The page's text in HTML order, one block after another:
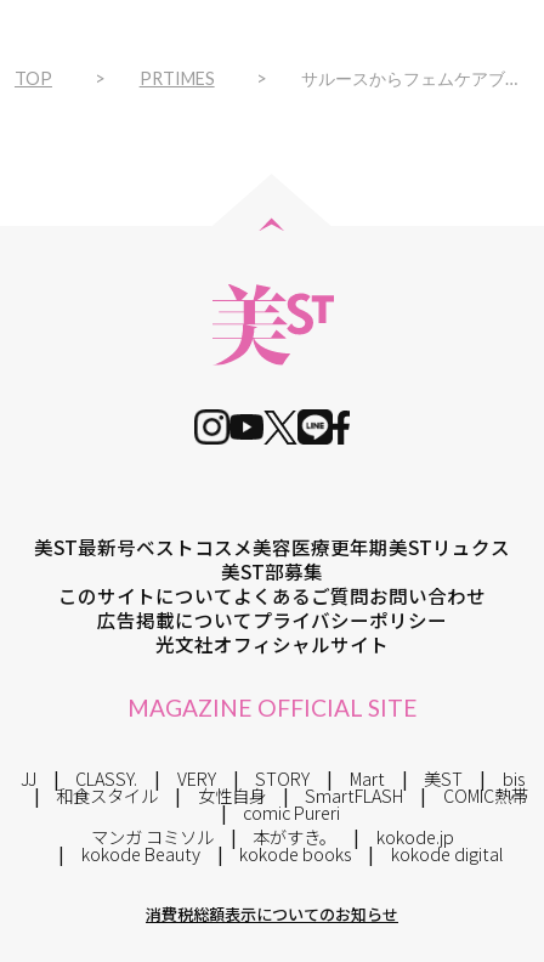
TOP PRTIMES サルースからフェムケアブランド『 LuzLim（ラズリム）』が誕生！第１弾として香水発想のフェムケアソープを新発売
美ST最新号ベストコスメ美容医療更年期美STリュクス
美ST部募集
このサイトについてよくあるご質問お問い合わせ
広告掲載についてプライバシーポリシー
光文社オフィシャルサイト
MAGAZINE OFFICIAL SITE
JJ CLASSY. VERY STORY Mart 美ST bis
和食スタイル 女性自身 SmartFLASH COMIC熱帯
comic Pureri
マンガ コミソル
本がすき。 kokode.jp
kokode Beauty kokode books kokode digital
消費税総額表示についてのお知らせ